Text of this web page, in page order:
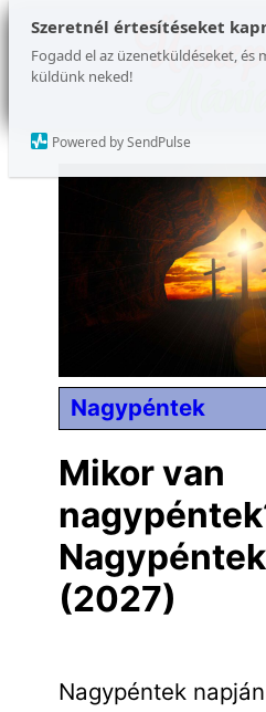
Szeretnél értesítéseket
Fogadd el az üzenetküldéseket,
küldünk neked!
Powered by SendPulse
Ugrás
tartalomhoz
Nagypéntek
Mikor van
(2027)
Nagypéntek